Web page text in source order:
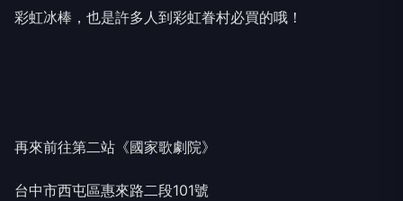
彩虹冰棒，也是許多人到彩虹眷村必買的哦！
再來前往第二站《國家歌劇院》
台中市西屯區惠來路二段101號